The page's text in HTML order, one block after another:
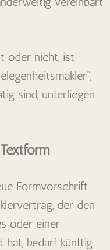
oder nicht, ist
sind, unterliegen
Formvorschrift
der den
oder einer
hat, bedarf künftig